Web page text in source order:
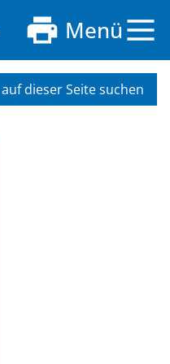
Menü
auf dieser Seite suchen